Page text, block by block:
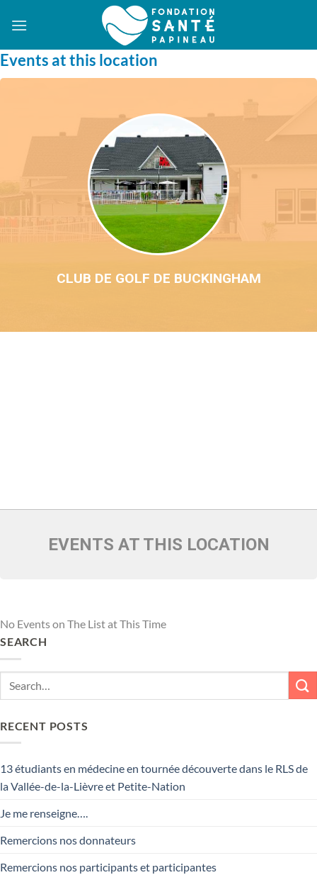
Events at this location
CLUB DE GOLF DE BUCKINGHAM
EVENTS AT THIS LOCATION
No Events on The List at This Time
SEARCH
RECENT POSTS
13 étudiants en médecine en tournée découverte dans le RLS de
la Vallée-de-la-Lièvre et Petite-Nation
Je me renseigne….
Remercions nos donnateurs
Remercions nos participants et participantes